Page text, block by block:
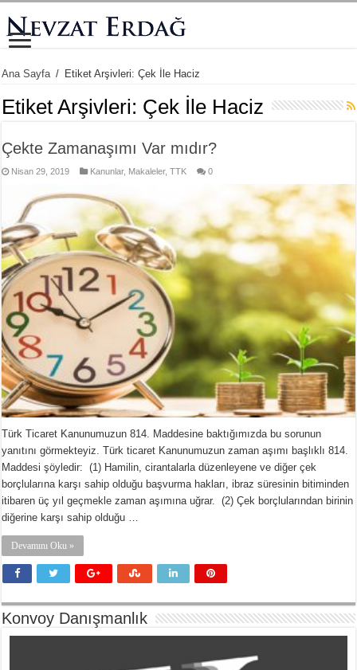
Ana Sayfa / Etiket Arşivleri: Çek İle Haciz
Etiket Arşivleri: Çek İle Haciz
Çekte Zamanaşımı Var mıdır?
Nisan 29, 2019 Kanunlar, Makaleler,TTK 0
Türk Ticaret Kanunumuzun 814. Maddesine baktığımızda bu sorunun
yanıtını görmekteyiz. Türk ticaret Kanunumuzun zaman aşımı başlıklı 814.
Maddesi şöyledir: (1) Hamilin, cirantalarla düzenleyene ve diğer çek
borçlularına karşı sahip olduğu başvurma hakları, ibraz süresinin bitiminden
itibaren üç yıl geçmekle zaman aşımına uğrar. (2) Çek borçlularından birinin
diğerine karşı sahip olduğu …
Devamını Oku »
Konvoy Danışmanlık